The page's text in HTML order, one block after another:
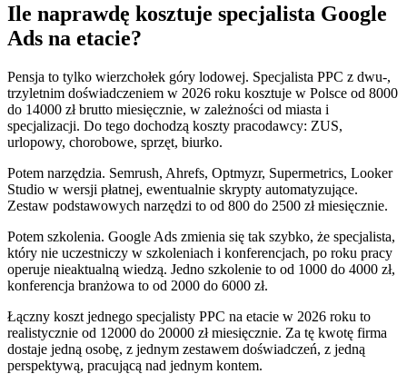
Ile naprawdę kosztuje specjalista Google
Ads na etacie?
Pensja to tylko wierzchołek góry lodowej. Specjalista PPC z dwu-,
trzyletnim doświadczeniem w 2026 roku kosztuje w Polsce od 8000
do 14000 zł brutto miesięcznie, w zależności od miasta i
specjalizacji. Do tego dochodzą koszty pracodawcy: ZUS,
urlopowy, chorobowe, sprzęt, biurko.
Potem narzędzia. Semrush, Ahrefs, Optmyzr, Supermetrics, Looker
Studio w wersji płatnej, ewentualnie skrypty automatyzujące.
Zestaw podstawowych narzędzi to od 800 do 2500 zł miesięcznie.
Potem szkolenia. Google Ads zmienia się tak szybko, że specjalista,
który nie uczestniczy w szkoleniach i konferencjach, po roku pracy
operuje nieaktualną wiedzą. Jedno szkolenie to od 1000 do 4000 zł,
konferencja branżowa to od 2000 do 6000 zł.
Łączny koszt jednego specjalisty PPC na etacie w 2026 roku to
realistycznie od 12000 do 20000 zł miesięcznie. Za tę kwotę firma
dostaje jedną osobę, z jednym zestawem doświadczeń, z jedną
perspektywą, pracującą nad jednym kontem.